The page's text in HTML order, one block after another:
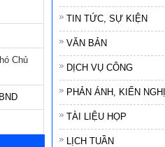
Chủ
TIN TỨC, SỰ KIỆN
VĂN BẢN
DỊCH VỤ CÔNG
PHẢN ÁNH, KIẾN NGHỊ
TÀI LIỆU HỌP
LỊCH TUẦN